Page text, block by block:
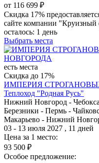
от 116 699 ₽
Скидка 17%
сайте компании "Круизный
осталось: 1 день
Выбрать места
есть места
Скидка до 17%
ИМПЕРИЯ
Теплоход "Родная Русь"
Нижний Новгород -
Березники - Пермь -
Макарьево - Нижний
03 - 13 июля 2027 , 11 дней
Цена за 1 место:
93 500 ₽
Особое предложение: